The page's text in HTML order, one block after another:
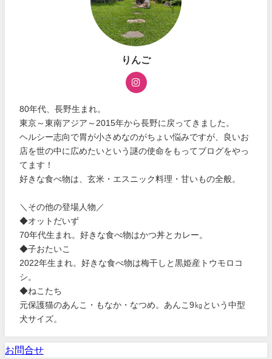
りんご
80年代、長野生まれ。
東京～東南アジア～2015年から長野に戻ってきました。
ヘルシー志向で胃が小さめなのがちょい悩みですが、良いお
店を世の中に広めたいという謎の使命をもってブログをやっ
てます！
好きな食べ物は、玄米・エスニック料理・甘いもの全般。
＼その他の登場人物／
◆オットだいず
70年代生まれ。好きな食べ物はかつ丼とカレー。
◆子おたいこ
2022年生まれ。好きな食べ物は梅干しと黒姫産トウモロコ
シ。
◆ねこたち
元保護猫のあんこ・もなか・なつめ。あんこ9㎏という中型
犬サイズ。
お問合せ